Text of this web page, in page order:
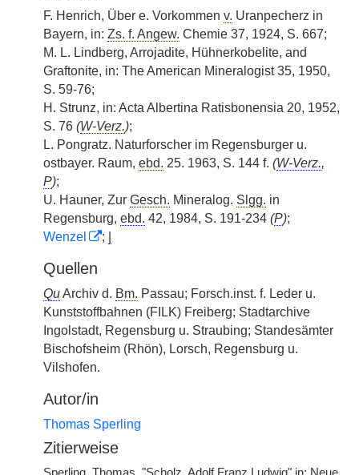
F. Henrich, Über e. Vorkommen v. Uranpecherz in
Bayern, in: Zs. f. Angew. Chemie 37, 1924, S. 667;
M. L. Lindberg, Arrojadite, Hühnerkobelite, and
Graftonite, in: The American Mineralogist 35, 1950,
S. 59-76;
H. Strunz, in: Acta Albertina Ratisbonensia 20, 1952,
S. 76 (W-Verz.);
L. Pongratz. Naturforscher im Regensburger u.
ostbayer. Raum, ebd. 25. 1963, S. 144 f. (W-Verz.,
P);
U. Hauner, Zur Gesch. Mineralog. Slgg. in
Regensburg, ebd. 42, 1984, S. 191-234 (P);
Wenzel
;
Quellen
QuArchiv d. Bm. Passau; Forsch.inst. f. Leder u.
Kunststoffbahnen (FILK) Freiberg; Stadtarchive
Ingolstadt, Regensburg u. Straubing; Standesämter
Bischofsheim (Rhön), Lorsch, Regensburg u.
Vilshofen.
Autor/in
Thomas Sperling
Zitierweise